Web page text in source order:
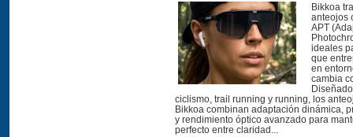
Bikkoa
anteojos
APT
ideales
que
en
cambia
ciclismo, trail running y running, los
Bikkoa combinan adaptación dinámica,
y rendimiento óptico avanzado para
perfecto entre claridad...